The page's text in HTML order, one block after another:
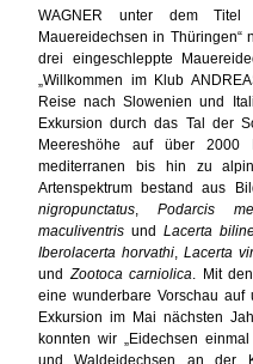
WAGNER unter dem
Mauereidechsen in Thüringen“
drei eingeschleppte
„Willkommen im Klub
Reise nach Slowenien und
Exkursion durch das Tal der
Meereshöhe auf über 2000
mediterranen bis hin zu
Artenspektrum bestand aus
nigropunctatus, Podarcis
maculiventris und Lacerta
Iberolacerta horvathi,Lacerta
undZootoca carniolica. Mit
eine wunderbare Vorschau auf
Exkursion im Mai nächsten
konnten wir „Eidechsen
und Waldeidechsen an der